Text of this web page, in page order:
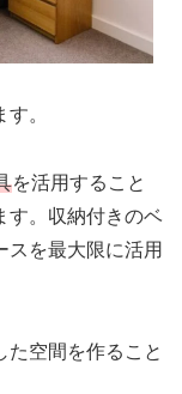
。
を活用すること
す。収納付きのベ
スを最大限に活用
た空間を作ること